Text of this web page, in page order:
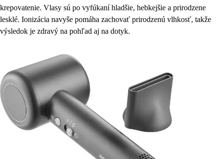
krepovatenie. Vlasy sú po vyfúkaní hladšie, hebkejšie a prirodzene
lesklé. Ionizácia navyše pomáha zachovať prirodzenú vlhkosť, takže
výsledok je zdravý na pohľad aj na dotyk.